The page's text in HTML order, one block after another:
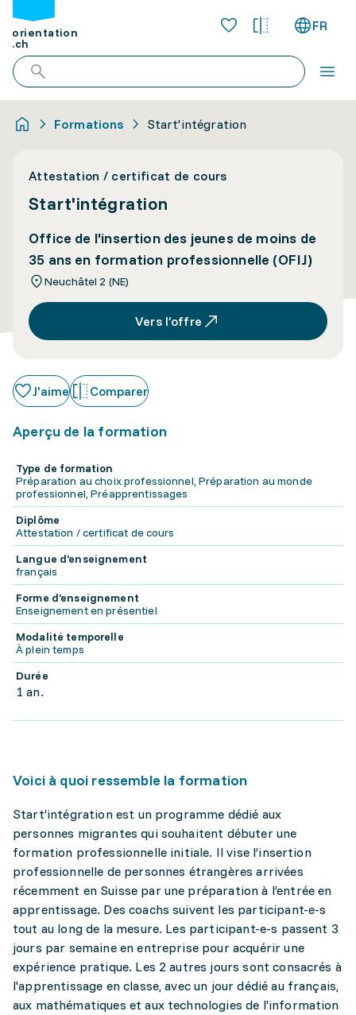
orientation
.ch
FR
Formations Start'intégration
Attestation / certificat de cours
Start'intégration
Office de l'insertion des jeunes de moins de
35 ans en formation professionnelle (OFIJ)
Neuchâtel 2 (NE)
Vers l’offre
J'aime Comparer
Aperçu de la formation
Type de formation
Préparation au choix professionnel, Préparation au monde
professionnel, Préapprentissages
Diplôme
Attestation / certificat de cours
Langue d'enseignement
français
Forme d'enseignement
Enseignement en présentiel
Modalité temporelle
À plein temps
Durée
1 an.
Voici à quoi ressemble la formation
Start’intégration est un programme dédié aux
personnes migrantes qui souhaitent débuter une
formation professionnelle initiale. Il vise l’insertion
professionnelle de personnes étrangères arrivées
récemment en Suisse par une préparation à l’entrée en
apprentissage. Des coachs suivent les participant-e-s
tout au long de la mesure. Les participant-e-s passent 3
jours par semaine en entreprise pour acquérir une
expérience pratique. Les 2 autres jours sont consacrés à
l'apprentissage en classe, avec un jour dédié au français,
aux mathématiques et aux technologies de l'information